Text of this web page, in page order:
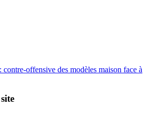
offensive des modèles maison face à